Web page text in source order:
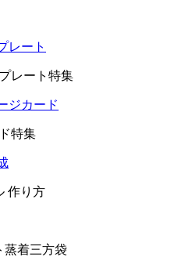
レート特集
特集
作り方
蒸着三方袋